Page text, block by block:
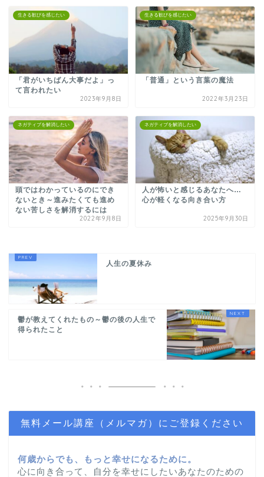
生きる歓びを感じたい
「君がいちばん大事だよ」っ
て言われたい
2023年9月8日
生きる歓びを感じたい
「普通」という言葉の魔法
2022年3月23日
ネガティブを解消したい
頭ではわかっているのにでき
ないとき～進みたくても進め
ない苦しさを解消するには
2022年9月8日
ネガティブを解消したい
人が怖いと感じるあなたへ…
心が軽くなる向き合い方
2025年9月30日
人生の夏休み
鬱が教えてくれたもの～鬱の後の人生で
得られたこと
無料メール講座（メルマガ）にご登録ください
何歳からでも、もっと幸せになるために。
心に向き合って、自分を幸せにしたいあなたのための